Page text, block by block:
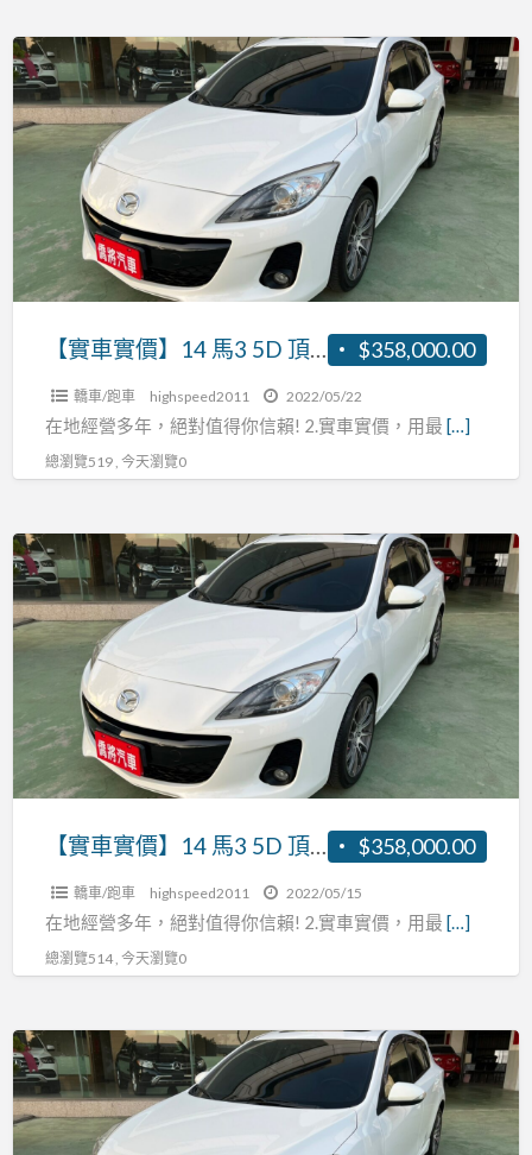
快
撥
天
窗
張
R:0937160499
【實
車
實
價】
3
5D
頂
快
撥
天
窗
張
R:0937160499
$358,000.00
【實車實價】14 馬3 5D 頂級 免鑰匙 換檔快撥 天窗 恆溫 張R:0937160499
轎車/跑車 highspeed2011 2022/05/22
在地經營多年，絕對值得你信賴! 2.實車實價，用最 […]
總瀏覽519 , 今天瀏覽0
【實
車
實
價】
3
5D
頂
快
撥
天
窗
$358,000.00
【實車實價】14 馬3 5D 頂級 免鑰匙 換檔快撥 天窗 恆溫 張R:0937160499
轎車/跑車 highspeed2011 2022/05/15
在地經營多年，絕對值得你信賴! 2.實車實價，用最 […]
總瀏覽514 , 今天瀏覽0
【實
車
實
價】